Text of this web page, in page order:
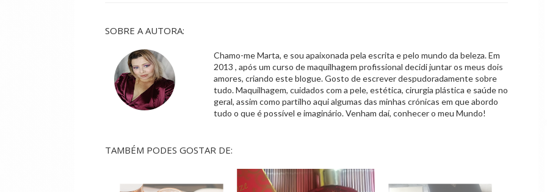
SOBRE A AUTORA:
Chamo-me Marta, e sou apaixonada pela escrita e pelo mundo da beleza. Em
2013 , após um curso de maquilhagem profissional decidi juntar os meus dois
amores, criando este blogue. Gosto de escrever despudoradamente sobre
tudo. Maquilhagem, cuidados com a pele, estética, cirurgia plástica e saúde no
geral, assim como partilho aqui algumas das minhas crónicas em que abordo
tudo o que é possível e imaginário. Venham daí, conhecer o meu Mundo!
TAMBÉM PODES GOSTAR DE: